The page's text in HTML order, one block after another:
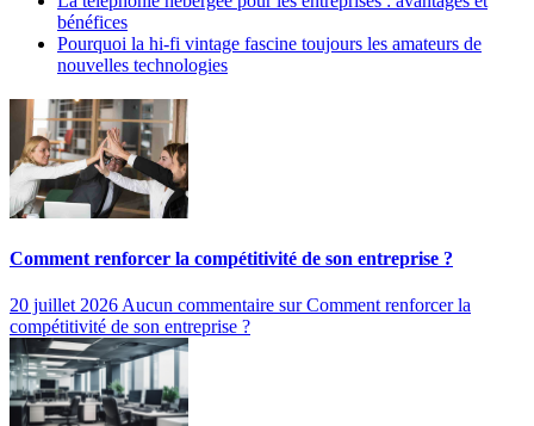
bénéfices
Pourquoi la hi-fi vintage fascine toujours les amateurs de
nouvelles technologies
Comment renforcer la compétitivité de son entreprise ?
20 juillet 2026 Aucun commentaire sur Comment renforcer la
compétitivité de son entreprise ?